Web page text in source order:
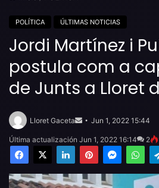
POLÍTICA ÚLTIMAS NOTICIAS
Jordi Martínez i
postula com a
de Junts a Lloret
Lloret Gaceta
email
Jun 1, 2022 15:44
Última actualización Jun 1, 2022 16:14 2
Facebook
X LinkedInPinterest